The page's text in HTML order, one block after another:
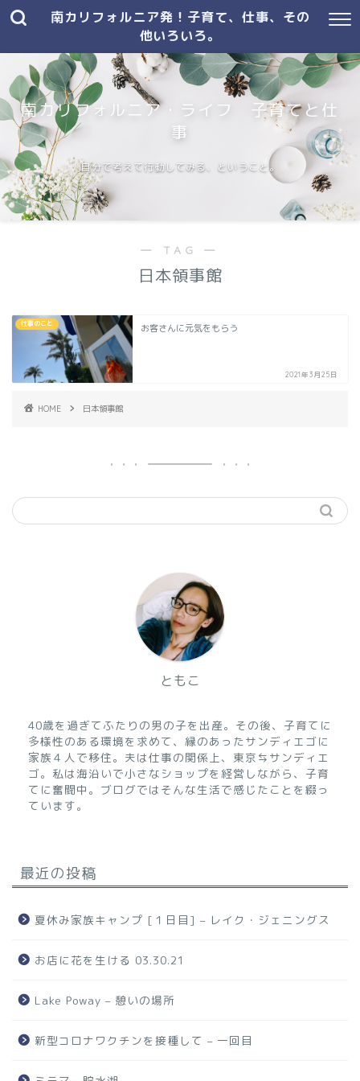
南カリフォルニア発！子育て、仕事、その
他いろいろ。
南カリフォルニア・ライフ 子育てと仕
事
自分で考えて行動してみる、ということ。
― TAG ―
日本領事館
仕事のこと お客さんに元気をもらう
2021年3月25日
HOME 日本領事館
ともこ
40歳を過ぎてふたりの男の子を出産。その後、子育てに
多様性のある環境を求めて、縁のあったサンディエゴに
家族４人で移住。夫は仕事の関係上、東京⇆サンディエ
ゴ。私は海沿いで小さなショップを経営しながら、子育
てに奮闘中。ブログではそんな生活で感じたことを綴っ
ています。
最近の投稿
夏休み家族キャンプ [１日目] – レイク・ジェニングス
お店に花を生ける 03.30.21
Lake Poway – 憩いの場所
新型コロナワクチンを接種して – 一回目